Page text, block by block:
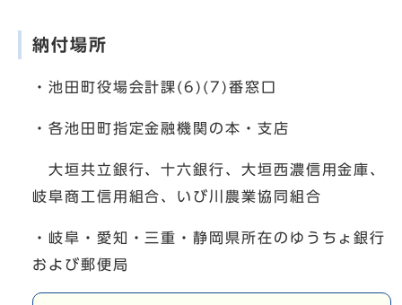
納付場所
・池田町役場会計課(6)(7)番窓口
・各池田町指定金融機関の本・支店
大垣共立銀行、十六銀行、大垣西濃信用金庫、
岐阜商工信用組合、いび川農業協同組合
・岐阜・愛知・三重・静岡県所在のゆうちょ銀行
および郵便局